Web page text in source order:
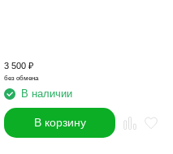
3 500 ₽
без обмена
В наличии
В корзину